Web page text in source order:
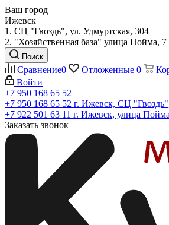
Ваш город
Ижевск
1. СЦ "Гвоздь", ул. Удмуртская, 304
2. "Хозяйственная база" улица Пойма, 7
Поиск
Сравнение0 Отложенные 0
Войти
+7 950 168 65 52
+7 950 168 65 52 г. Ижевск, СЦ
+7 922 501 63 11 г. Ижевск, улица
Заказать звонок